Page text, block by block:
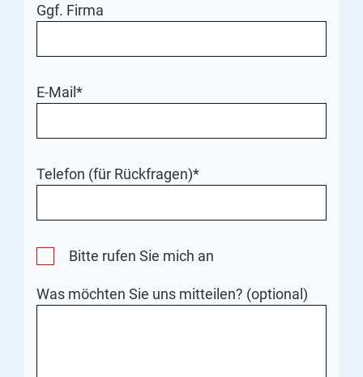
Ggf. Firma
E-Mail*
Telefon (für Rückfragen)*
Bitte rufen Sie mich an
Was möchten Sie uns mitteilen? (optional)